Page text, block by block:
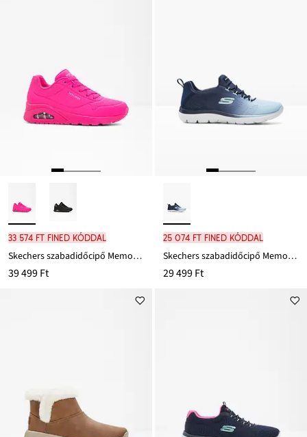
33 574 Ft FINED kóddal
Skechers szabadidőcipő Memory habszivaccsal
39 499 Ft
25 074 Ft FINED kóddal
Skechers szabadidőcipő Memory habszivaccsal
29 499 Ft